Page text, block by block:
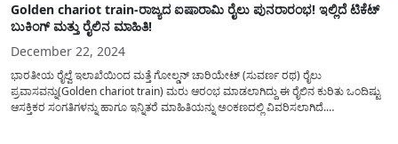
Golden chariot train-ರಾಜ್ಯದ ಐಷಾರಾಮಿ ರೈಲು ಪುನರಾರಂಭ! ಇಲ್ಲಿದೆ ಟಿಕೆಟ್
ಬುಕಿಂಗ್ ಮತ್ತು ರೈಲಿನ ಮಾಹಿತಿ!
December 22, 2024
ಭಾರತೀಯ ರೈಲ್ವೆ ಇಲಾಖೆಯಿಂದ ಮತ್ತೆ ಗೋಲ್ಡನ್ ಚಾರಿಯೇಟ್ (ಸುವರ್ಣ ರಥ) ರೈಲು
ಪ್ರವಾಸವನ್ನು(Golden chariot train) ಮರು ಆರಂಭ ಮಾಡಲಾಗಿದ್ದು ಈ ರೈಲಿನ ಕುರಿತು ಒಂದಿಷ್ಟು
ಆಸಕ್ತಿಕರ ಸಂಗತಿಗಳನ್ನು ಹಾಗೂ ಇನ್ನಿತರೆ ಮಾಹಿತಿಯನ್ನು ಅಂಕಣದಲ್ಲಿ ವಿವರಿಸಲಾಗಿದೆ.